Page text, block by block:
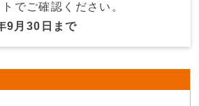
でご確認ください。
9月30日まで